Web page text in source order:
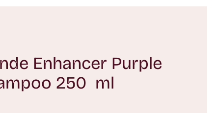
Enhancer Purple
250 ml